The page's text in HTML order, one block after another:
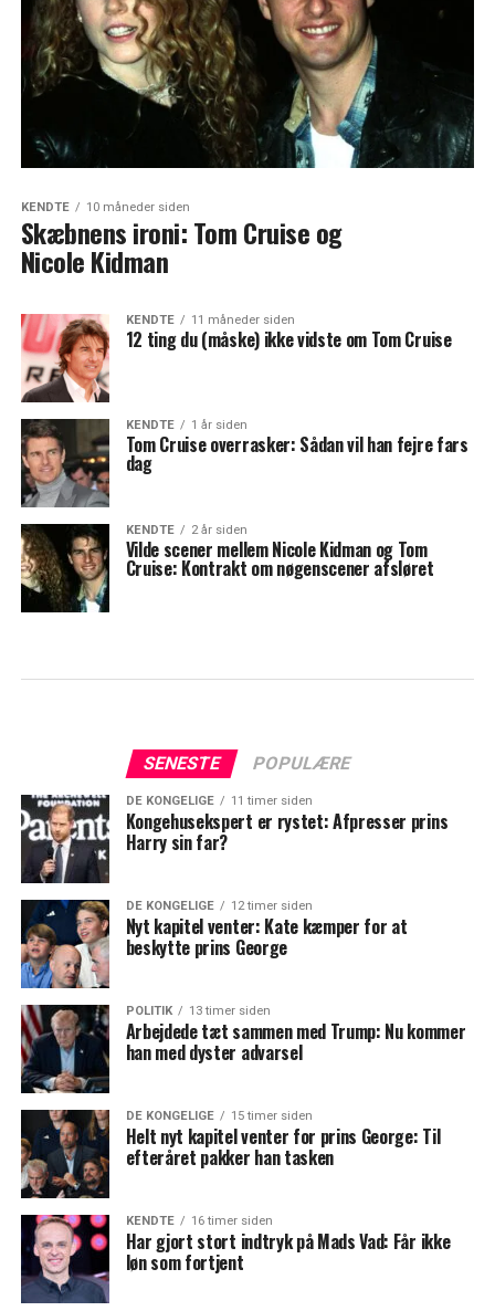
KENDTE 10 måneder siden
Skæbnens ironi: Tom Cruise og
Nicole Kidman
KENDTE 11 måneder siden
12 ting du (måske) ikke vidste om Tom Cruise
KENDTE 1 år siden
Tom Cruise overrasker: Sådan vil han fejre fars
dag
KENDTE 2 år siden
Vilde scener mellem Nicole Kidman og Tom
Cruise: Kontrakt om nøgenscener afsløret
SENESTE POPULÆRE
DE KONGELIGE 11 timer siden
Kongehusekspert er rystet: Afpresser prins
Harry sin far?
DE KONGELIGE 12 timer siden
Nyt kapitel venter: Kate kæmper for at
beskytte prins George
POLITIK 13 timer siden
Arbejdede tæt sammen med Trump: Nu kommer
han med dyster advarsel
DE KONGELIGE 15 timer siden
Helt nyt kapitel venter for prins George: Til
efteråret pakker han tasken
KENDTE 16 timer siden
Har gjort stort indtryk på Mads Vad: Får ikke
løn som fortjent